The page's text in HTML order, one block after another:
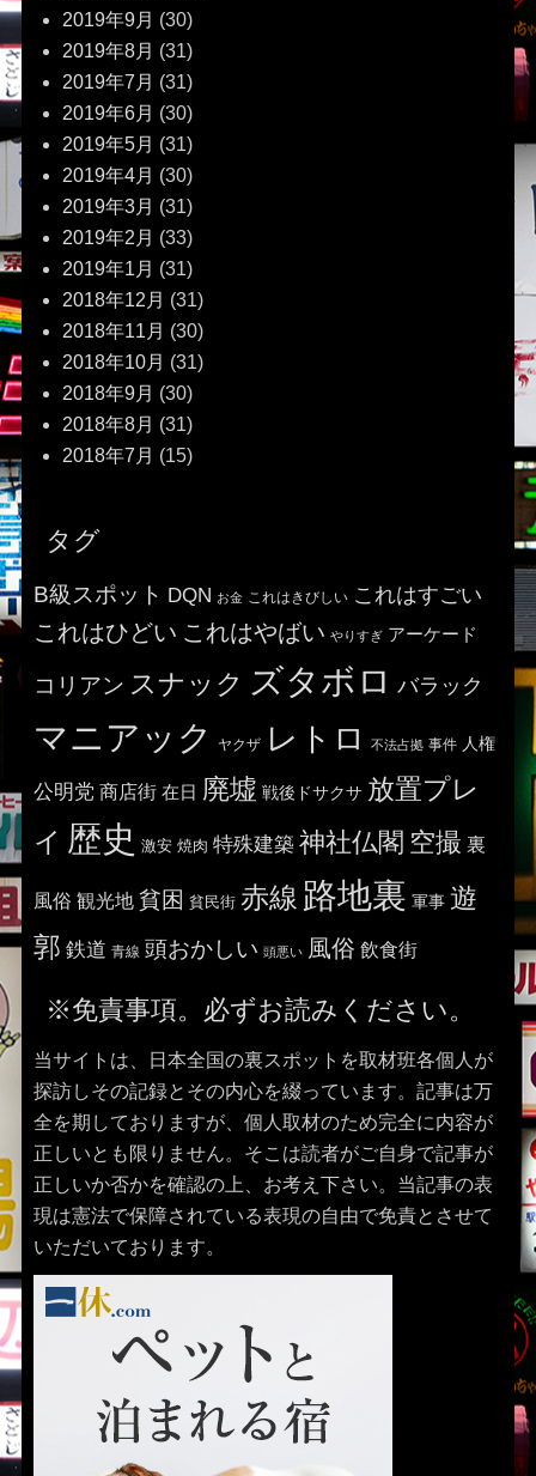
2019年9月 (30)
2019年8月 (31)
2019年7月 (31)
2019年6月 (30)
2019年5月 (31)
2019年4月 (30)
2019年3月 (31)
2019年2月 (33)
2019年1月 (31)
2018年12月 (31)
2018年11月 (30)
2018年10月 (31)
2018年9月 (30)
2018年8月 (31)
2018年7月 (15)
タグ
B級スポット DQN お金 これはきびしい これはすごい
これはひどい これはやばい やりすぎ アーケード
コリアン スナック ズタボロ バラック
マニアック ヤクザ レトロ 不法占拠 事件 人権
公明党 商店街 在日 廃墟 戦後ドサクサ 放置プレ
イ 歴史 激安 焼肉 特殊建築 神社仏閣 空撮 裏
風俗 観光地 貧困 貧民街 赤線 路地裏 軍事 遊
郭 鉄道 青線 頭おかしい 頭悪い 風俗 飲食街
※免責事項。必ずお読みください。
当サイトは、日本全国の裏スポットを取材班各個人が
探訪しその記録とその内心を綴っています。記事は万
全を期しておりますが、個人取材のため完全に内容が
正しいとも限りません。そこは読者がご自身で記事が
正しいか否かを確認の上、お考え下さい。当記事の表
現は憲法で保障されている表現の自由で免責とさせて
いただいております。